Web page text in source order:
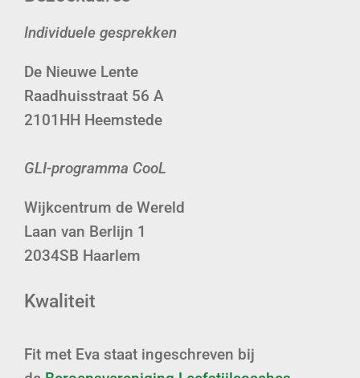
Individuele gesprekken
De Nieuwe Lente
Raadhuisstraat 56 A
2101HH Heemstede
GLI-programma CooL
Wijkcentrum de Wereld
Laan van Berlijn 1
2034SB Haarlem
Kwaliteit
Fit met Eva staat ingeschreven bij